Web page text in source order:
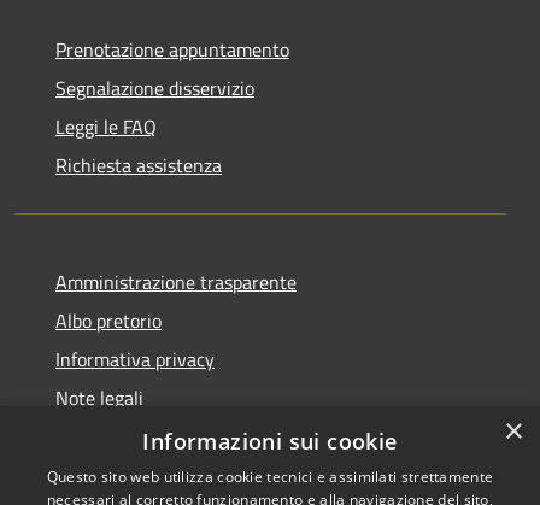
Prenotazione appuntamento
Segnalazione disservizio
Leggi le FAQ
Richiesta assistenza
Amministrazione trasparente
Albo pretorio
Informativa privacy
Note legali
Dichiarazione di accessibilità
×
Informazioni sui cookie
Questo sito web utilizza cookie tecnici e assimilati strettamente
necessari al corretto funzionamento e alla navigazione del sito,